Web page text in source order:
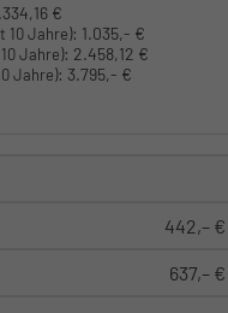
€
10 Jahre): 1.035,- €
Jahre): 2.458,12 €
Jahre): 3.795,- €
442,– €
637,– €